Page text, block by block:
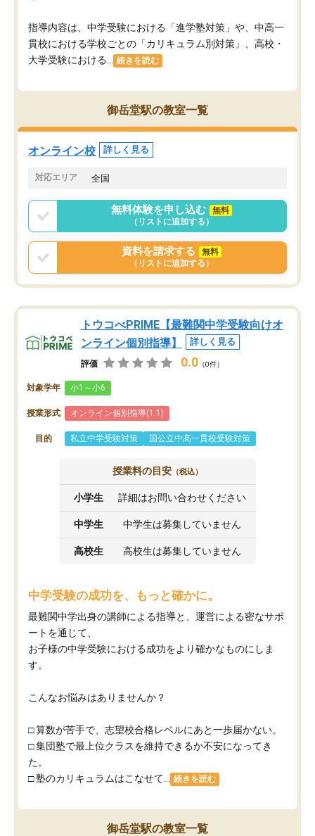
指導内容は、中学受験における「進学塾対策」や、中高一
貫校における学校ごとの「カリキュラム別対策」、高校・
大学受験における...
続きを読む
御岳堂駅の教室一覧
オンライン校 詳しく見る
対応エリア 全国
無料体験を申し込む
無料
（リストに追加する）
資料を請求する
無料
（リストに追加する）
トウコべPRIME【最難関中学受験向けオ
ンライン個別指導】
詳しく見る
評価 0.0 （0件）
対象学年 小1～小6
授業形式 オンライン個別指導(1:1)
目的 私立中学受験対策 国公立中高一貫校受験対策
授業料の目安 （税込）
小学生 詳細はお問い合わせください
中学生 中学生は募集していません
高校生 高校生は募集していません
中学受験の成功を、もっと確かに。
最難関中学出身の講師による指導と、運営による密なサポ
ートを通じて、
お子様の中学受験における成功をより確かなものにしま
す。
こんなお悩みはありませんか？
□ 算数が苦手で、志望校合格レベルにあと一歩届かない。
□ 集団塾で最上位クラスを維持できるか不安になってき
た。
□ 塾のカリキュラムはこなせて...
続きを読む
御岳堂駅の教室一覧